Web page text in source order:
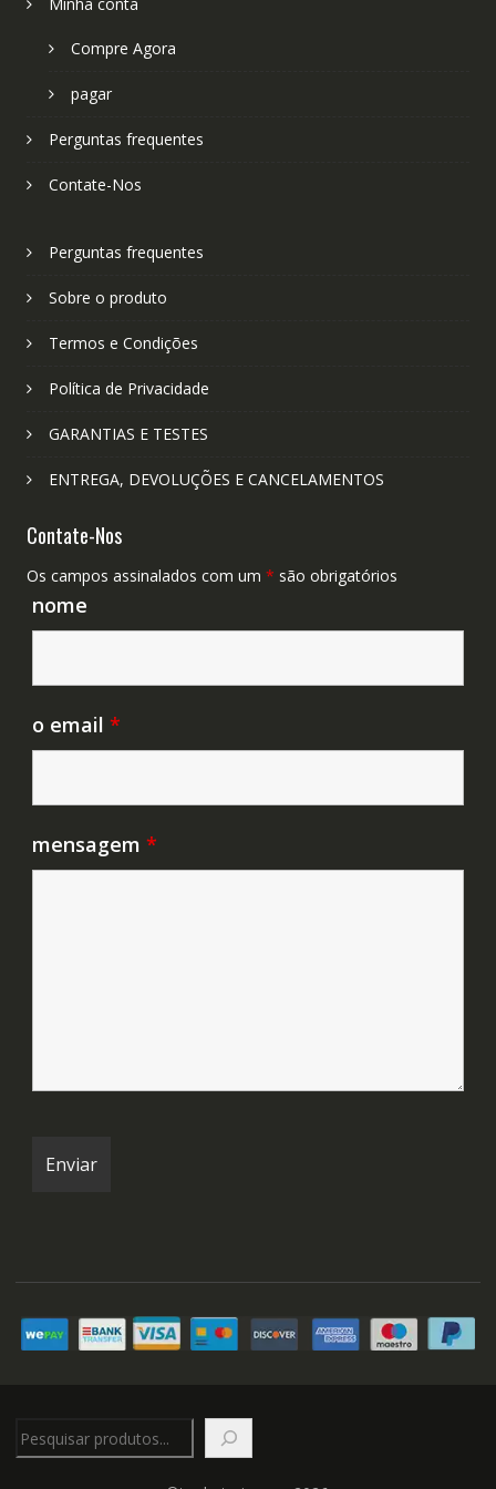
Compre Agora
pagar
Perguntas frequentes
Contate-Nos
Perguntas frequentes
Sobre o produto
Termos e Condições
Política de Privacidade
GARANTIAS E TESTES
ENTREGA, DEVOLUÇÕES E CANCELAMENTOS
Contate-Nos
Os campos assinalados com um * são obrigatórios
nome
o email *
mensagem *